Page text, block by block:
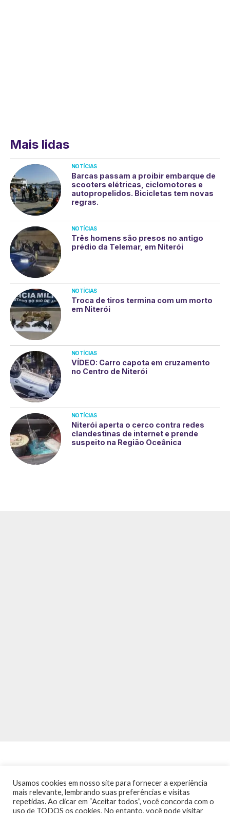
Mais lidas
NOTÍCIAS
Barcas passam a proibir embarque de
scooters elétricas, ciclomotores e
autopropelidos. Bicicletas tem novas
regras.
NOTÍCIAS
Três homens são presos no antigo
prédio da Telemar, em Niterói
NOTÍCIAS
Troca de tiros termina com um morto
em Niterói
NOTÍCIAS
VÍDEO: Carro capota em cruzamento
no Centro de Niterói
NOTÍCIAS
Niterói aperta o cerco contra redes
clandestinas de internet e prende
suspeito na Região Oceânica
INÍCIO NOTÍCIAS AGENDA CONTATO
TRÂNSITO NA PONTE
Usamos cookies em nosso site para fornecer a experiência
mais relevante, lembrando suas preferências e visitas
repetidas. Ao clicar em “Aceitar todos”, você concorda com o
uso de TODOS os cookies. No entanto, você pode visitar